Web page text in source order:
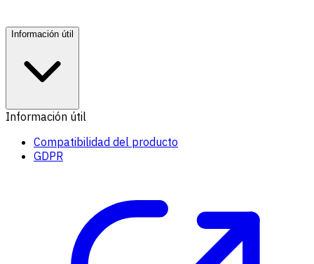
Información útil
Información útil
Compatibilidad del producto
GDPR